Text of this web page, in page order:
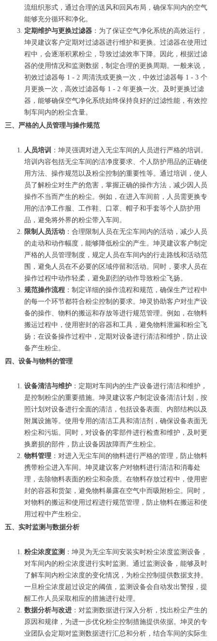
流组织形式，通过合理的送风和回风布局，确保车间内的空气
能够充分循环和净化。
定期维护与更换过滤器 ：为了保证空气净化系统的高效运行，
坤灵建议客户定期对过滤器进行维护和更换。过滤器在使用过
程中，会逐渐积累粉尘，导致过滤效率下降。因此，根据过滤
器的使用情况和监测数据，制定合理的更换周期。一般来说，
初效过滤器每 1 - 2 周清洗或更换一次，中效过滤器每 1 - 3 个
月更换一次，高效过滤器每 1 - 2 年更换一次。及时更换过滤
器，能够确保空气净化系统始终保持良好的过滤性能，有效控
制车间内的粉尘含量。
三、严格的人员管理与操作规范
人员培训
：坤灵强调对进入无尘车间的人员进行严格的培训。
培训内容包括无尘车间的洁净度要求、个人防护用品的正确使
用方法、操作规范以及粉尘控制的重要性等。通过培训，使人
员了解粉尘对生产的危害，掌握正确的操作方法，减少因人员
操作不当而产生的粉尘。例如，在进入车间前，人员需更换专
用的洁净工作服、工作鞋、口罩、帽子和手套等个人防护用
品，避免将外界的粉尘带入车间。
限制人员活动 ：合理限制人员在无尘车间内的活动，减少人员
的走动和动作幅度，能够降低粉尘的产生。坤灵建议客户制定
严格的人员管理制度，规定人员在车间内的行走路线和活动范
围，避免人员在不必要的区域停留和活动。同时，要求人员在
操作过程中动作轻柔，避免剧烈的动作导致粉尘飞扬。
规范操作流程 ：制定详细的操作流程和规范，确保生产过程中
的每一个环节都符合粉尘控制的要求。坤灵协助客户对生产设
备的操作、物料的搬运和存放等进行规范管理。例如，在物料
搬运过程中，使用密封的容器和工具，避免物料泄漏和粉尘飞
扬；在设备操作过程中，定期对设备进行清洁和维护，防止设
备产生粉尘。
四、设备与物料的管理
设备清洁与维护 ：定期对车间内的生产设备进行清洁和维护，
是控制粉尘的重要措施。坤灵建议客户制定设备清洁计划，按
照计划对设备进行全面的清洁，包括设备表面、内部结构以及
附属设施等。使用专用的清洁工具和清洁剂，确保设备表面无
粉尘和污垢。同时，对设备的零部件进行检查和维护，及时更
换磨损的部件，防止设备因故障而产生粉尘。
物料管理 ：对进入无尘车间的物料进行严格的管理，防止物料
携带粉尘进入车间。坤灵建议客户对物料进行清洁和消毒处
理，去除物料表面的粉尘和杂质。在物料存放过程中，使用密
封的容器和货架，避免物料暴露在空气中而吸附粉尘。同时，
对物料的搬运和使用过程进行规范管理，防止物料在搬运和使
用过程中产生粉尘。
五、实时监测与数据分析
粉尘浓度监测 ：坤灵为无尘车间安装实时粉尘浓度监测设备，
对车间内的粉尘浓度进行实时监测。通过监测设备，能够及时
了解车间内粉尘浓度的变化情况，为粉尘控制提供数据支持。
一旦粉尘浓度超过设定的阈值，监测设备会自动发出警报，提
醒工作人员采取相应的措施进行处理。
数据分析与改进 ：对监测数据进行深入分析，找出粉尘产生的
原因和规律，为进一步优化粉尘控制措施提供依据。坤灵的专
业团队会定期对监测数据进行汇总和分析，结合车间的实际生